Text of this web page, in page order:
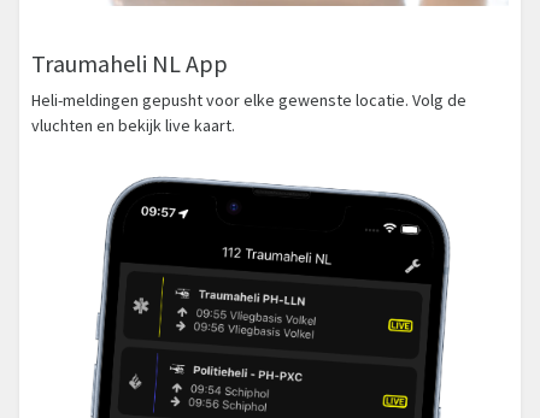
Traumaheli NL App
Heli-meldingen gepusht voor elke gewenste locatie. Volg de
vluchten en bekijk live kaart.